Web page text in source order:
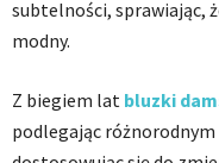
subtelności, sprawiając,
modny.
Z biegiem lat bluzki
podlegając